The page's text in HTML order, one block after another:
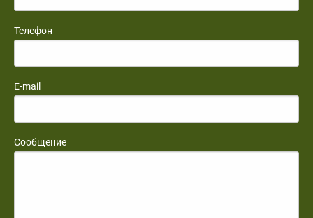
Телефон
E-mail
Сообщение